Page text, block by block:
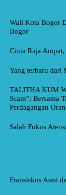
Wali Kota Bogor
Bogor
Cinta Raja
Yang terbaru dari
TALITHA KUM
Scam”: Bersama
Perdagangan
Salah Fokus
Fransiskus Asisi